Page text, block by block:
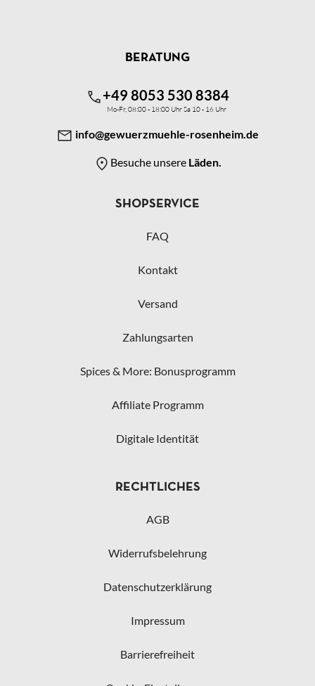
BERATUNG
+49 8053 530 8384
Mo-Fr, 08:00 - 18:00 Uhr Sa 10 - 16 Uhr
info@gewuerzmuehle-rosenheim.de
Besuche unsere Läden.
SHOPSERVICE
FAQ
Kontakt
Versand
Zahlungsarten
Spices & More: Bonusprogramm
Affiliate Programm
Digitale Identität
RECHTLICHES
AGB
Widerrufsbelehrung
Datenschutzerklärung
Impressum
Barrierefreiheit